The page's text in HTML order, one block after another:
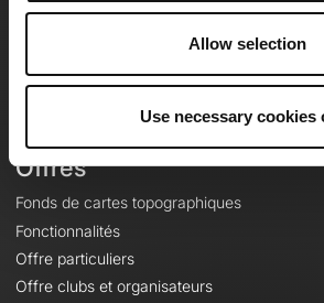
Allow selection
Use necessary cookies
Equipe
Offres
Fonds de cartes topographiques
Fonctionnalités
Offre particuliers
Offre clubs et organisateurs